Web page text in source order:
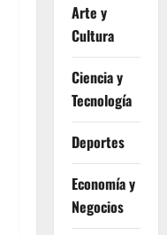
Arte y
Cultura
Ciencia y
Tecnología
Deportes
Economía y
Negocios